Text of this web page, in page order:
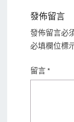
發佈留言
發佈留言必
必填欄位標
留言 *